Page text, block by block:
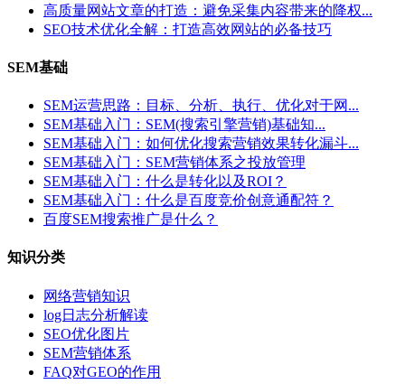
高质量网站文章的打造：避免采集内容带来的降权...
SEO技术优化全解：打造高效网站的必备技巧
SEM基础
SEM运营思路：目标、分析、执行、优化对于网...
SEM基础入门：SEM(搜索引擎营销)基础知...
SEM基础入门：如何优化搜索营销效果转化漏斗...
SEM基础入门：SEM营销体系之投放管理
SEM基础入门：什么是转化以及ROI？
SEM基础入门：什么是百度竞价创意通配符？
百度SEM搜索推广是什么？
知识分类
网络营销知识
log日志分析解读
SEO优化图片
SEM营销体系
FAQ对GEO的作用